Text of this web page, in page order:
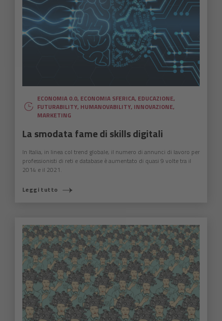
ECONOMIA 0.0, ECONOMIA SFERICA, EDUCAZIONE,
FUTURABILITY, HUMANOVABILITY, INNOVAZIONE,
MARKETING
La smodata fame di skills digitali
In Italia, in linea col trend globale, il numero di annunci di lavoro per
professionisti di reti e database è aumentato di quasi 9 volte tra il
2014 e il 2021.
Leggi tutto